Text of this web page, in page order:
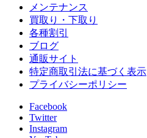
メンテナンス
買取り・下取り
各種割引
ブログ
通販サイト
特定商取引法に基づく表示
プライバシーポリシー
Facebook
Twitter
Instagram